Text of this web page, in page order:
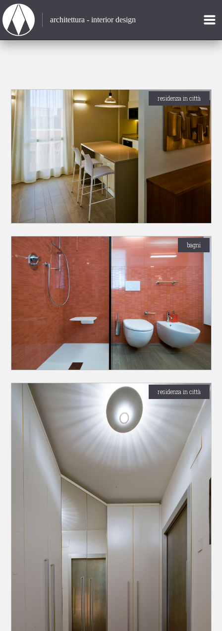
architettura - interior design
residenza in città
bagni
residenza in città